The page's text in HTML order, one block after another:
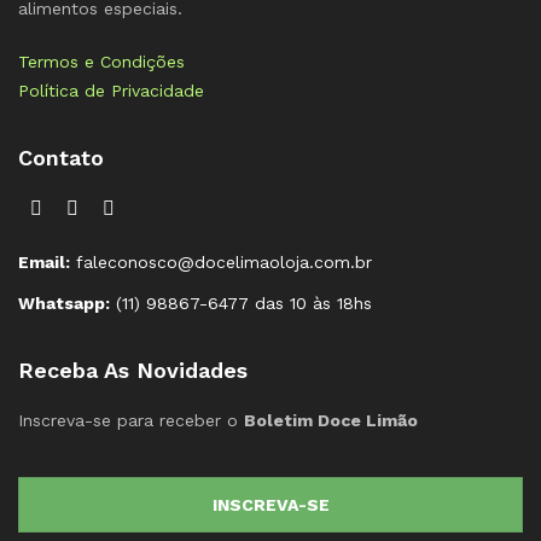
alimentos especiais.
Termos e Condições
Política de Privacidade
Contato
Email: faleconosco@docelimaoloja.com.br
Whatsapp: (11) 98867-6477 das 10 às 18hs
Receba As Novidades
Inscreva-se para receber o Boletim Doce Limão
INSCREVA-SE